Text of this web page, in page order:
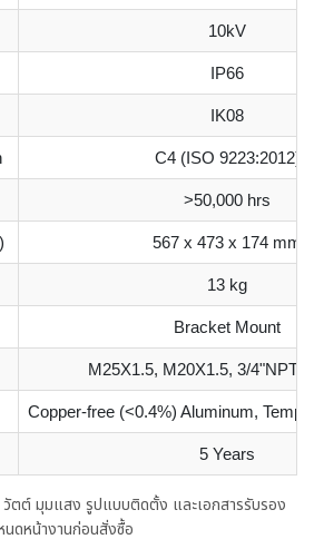
10kV
IP66
IK08
C4 (ISO 9223:2012)
>50,000 hrs
567 x 473 x 174 mm
13 kg
Bracket Mount
M25X1.5, M20X1.5, 3/4"NPT,
Copper-free (<0.4%) Aluminum,
5 Years
ตต์ มุมแสง รูปแบบติดตั้ง และเอกสารรับรอง
ดหน้างานก่อนสั่งซื้อ